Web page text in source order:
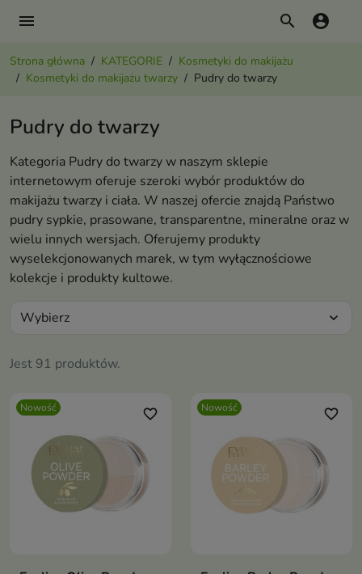
menu search account_circle
Strona główna KATEGORIE
Kosmetyki do makijażu
Kosmetyki do makijażu twarzy
Pudry do twarzy
Pudry do twarzy
Kategoria Pudry do twarzy w naszym sklepie
internetowym oferuje szeroki wybór produktów do
makijażu twarzy i ciała. W naszej ofercie znajdą Państwo
pudry sypkie, prasowane, transparentne, mineralne oraz w
wielu innych wersjach. Oferujemy produkty
wyselekcjonowanych marek, w tym wyłącznościowe
kolekcje i produkty kultowe.
Jest 91 produktów.
Wybierz expand_more
Nowość favorite_border Nowość favorite_border